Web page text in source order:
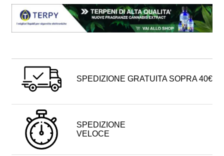
SPEDIZIONE GRATUITA SOPRA 40€
SPEDIZIONE
VELOCE